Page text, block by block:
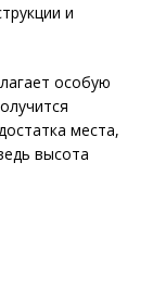
и
особую
места,
высота